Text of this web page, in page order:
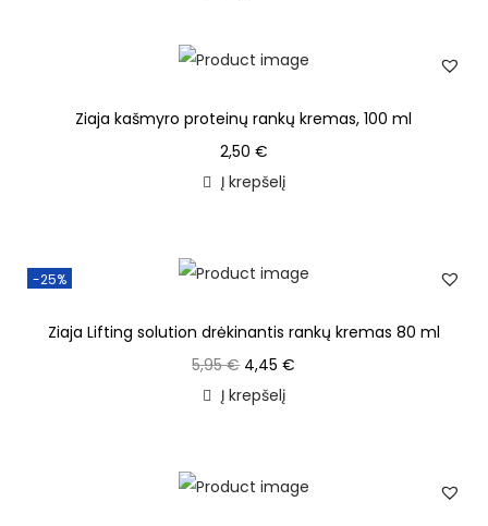
Ziaja kašmyro proteinų rankų kremas, 100 ml
2,50 €
Į krepšelį
-25%
Ziaja Lifting solution drėkinantis rankų kremas 80 ml
5,95€ 4,45€
Į krepšelį